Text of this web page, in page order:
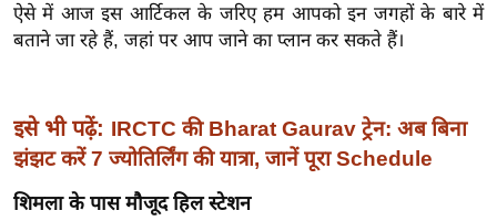
बे
ल
श
य
ऐसे में आज इस आर्टिकल के जरिए हम आपको इन जगहों के बारे में
बताने जा रहे हैं, जहां पर आप जाने का प्लान कर सकते हैं।
इसे भी पढ़ें: IRCTC की Bharat Gaurav ट्रेन: अब बिना
झंझट करें 7 ज्योतिर्लिंग की यात्रा, जानें पूरा Schedule
शिमला के पास मौजूद हिल स्टेशन